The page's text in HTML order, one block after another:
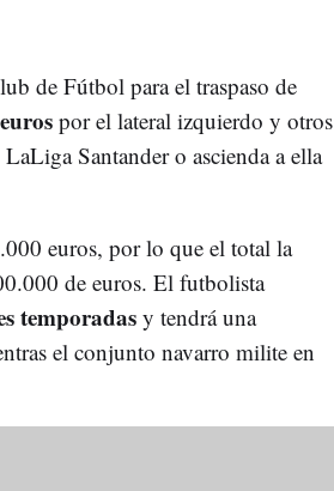
de Fútbol para el traspaso de
por el lateral izquierdo y otros
Santander o ascienda a ella
euros, por lo que el total la
de euros. El futbolista
temporadasy tendrá una
el conjunto navarro milite en